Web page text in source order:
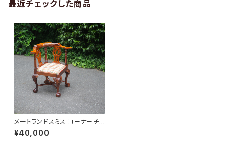
最近チェックした商品
メートランドスミス コーナーチェ
ア
¥40,000